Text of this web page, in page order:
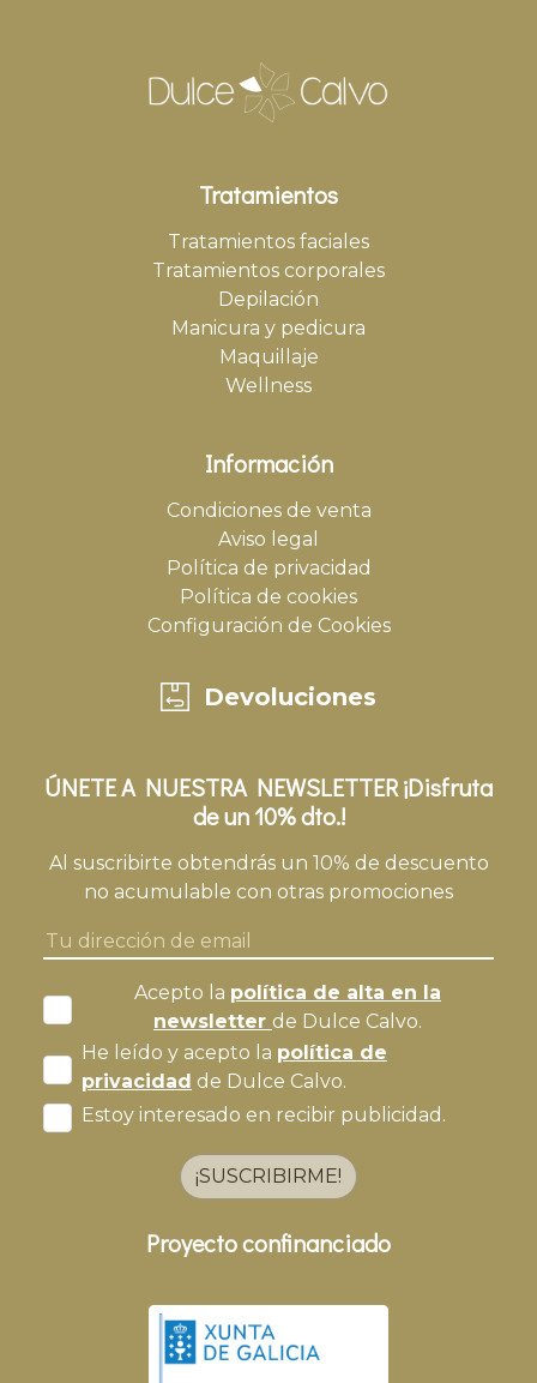
Tratamientos
Tratamientos faciales
Tratamientos corporales
Depilación
Manicura y pedicura
Maquillaje
Wellness
Información
Condiciones de venta
Aviso legal
Política de privacidad
Política de cookies
Configuración de Cookies
Devoluciones
ÚNETE A NUESTRA NEWSLETTER ¡Disfruta
de un 10% dto.!
Al suscribirte obtendrás un 10% de descuento
no acumulable con otras promociones
Acepto la política de alta en la
newsletter de Dulce Calvo.
He leído y acepto la política de
privacidad de Dulce Calvo.
Estoy interesado en recibir publicidad.
¡SUSCRIBIRME!
Proyecto confinanciado